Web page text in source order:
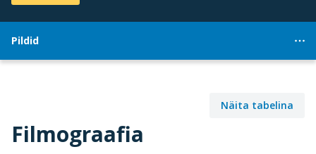
Pildid
Filmograafia
Näita tabelina